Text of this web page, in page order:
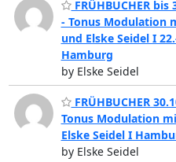
FRÜHBUCHER
- Tonus Modulation
und Elske Seidel I
Hamburg
by Elske Seidel
FRÜHBUCHER
Tonus Modulation
Elske Seidel I
by Elske Seidel